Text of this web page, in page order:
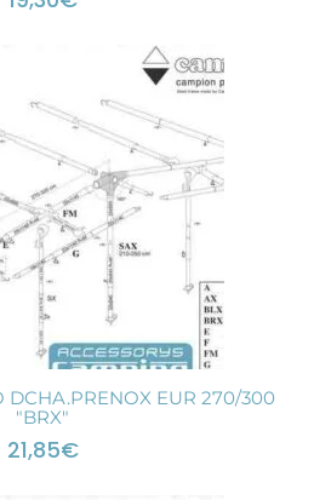
DCHA.PRENOX EUR 270/300
"BRX"
21,85€